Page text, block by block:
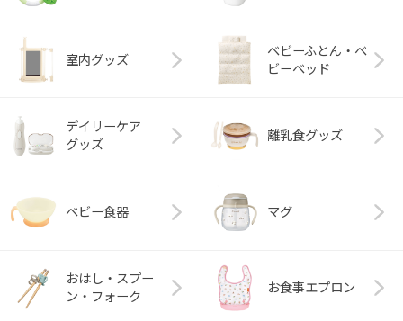
室内グッズ
ベビーふとん・ベ
ビーベッド
デイリーケア
グッズ
離乳食グッズ
ベビー食器 マグ
おはし・スプー
ン・フォーク
お食事エプロン